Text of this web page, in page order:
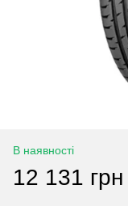
В наявності
12 131 грн